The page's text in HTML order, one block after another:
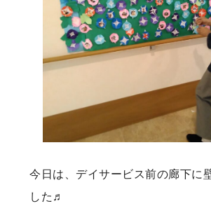
今日は、デイサービス前の廊下に
した♬